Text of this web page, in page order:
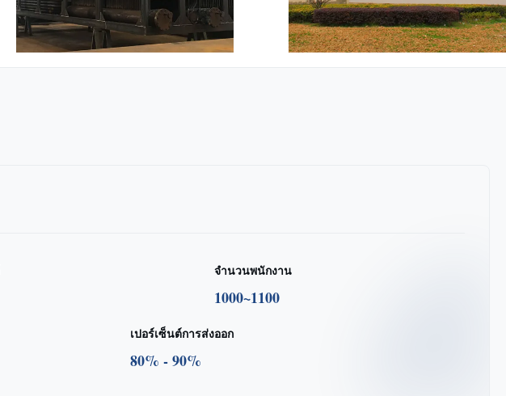
จํานวนพนักงาน
1000~1100
เปอร์เซ็นต์การส่งออก
80% - 90%